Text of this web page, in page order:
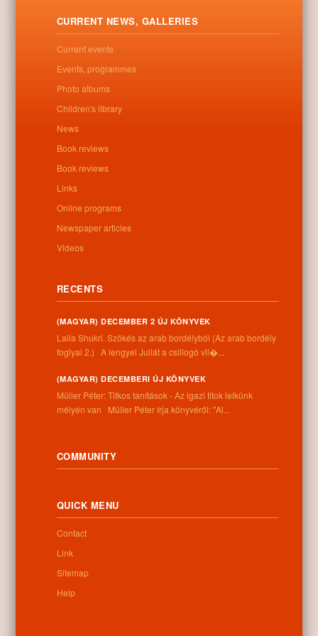
Letöltés
0
Related posts
No related posts found
Information
4262 Nyíracsád, Kassai u. 4.
Phone number:
+36 52 206 031
Tuesday: 9:00-12:00 13:00-16:30
Wednesday: 9:00-12:00 13:00-16:30
Saturday: 9:00-12:00
Newsletter
CURRENT NEWS, GALLERIES
Current events
Events, programmes
Photo albums
Children's library
News
Book reviews
Book reviews
Links
Online programs
Newspaper articles
Videos
RECENTS
(MAGYAR) DECEMBER 2 ÚJ KÖNYVEK
Laila Shukri. Szökés ​az arab bordélyból (Az arab bordély
foglyai 2.) A lengyel Juliát a csillogó vil�...
(MAGYAR) DECEMBERI ÚJ KÖNYVEK
Müller Péter: Titkos tanítások - Az igazi titok lelkünk
mélyén van Müller Péter írja könyvéről: "Al...
COMMUNITY
QUICK MENU
Contact
Link
Sitemap
Help